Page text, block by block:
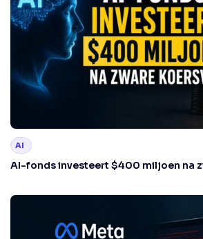
AI
AI-fonds investeert $400 miljoen na